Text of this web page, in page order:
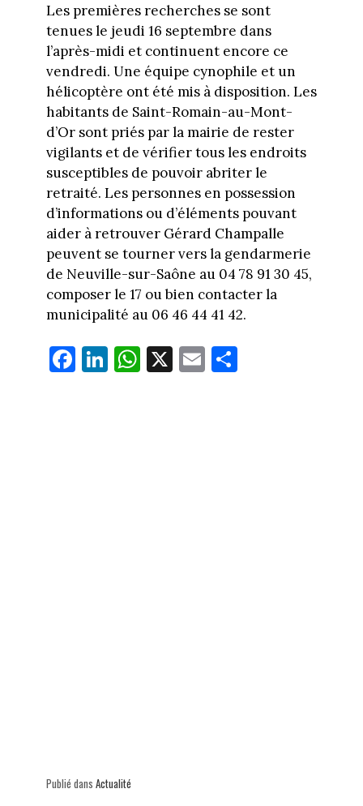
Les premières recherches se sont
tenuesle jeudi 16 septembre dans
l’après-midi et continuent encore ce
vendredi. Une équipe cynophile et un
hélicoptère ont été mis à disposition. Les
habitants de Saint-Romain-au-Mont-
d’Orsont priés par la mairie de rester
vigilants et de vérifier tous les endroits
susceptibles de pouvoir abriter le
retraité. Les personnes en possession
d’informations ou d’éléments pouvant
aider à retrouver Gérard Champalle
peuvent se tourner vers la gendarmerie
de Neuville-sur-Saône au 04 78 91 30 45,
composer le 17 ou bien contacter la
municipalité au 06 46 44 41 42.
Fa
ce
Li
nk
W
ha
X E
m
Pa
Publié dans Actualité